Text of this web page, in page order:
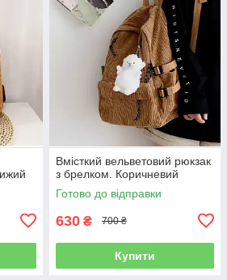
Вмісткий вельветовий рюкзак
з брелком. Коричневий
Готово до відправки
630 ₴ 700 ₴
Купити